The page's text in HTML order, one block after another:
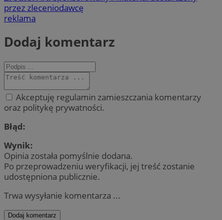
przez zleceniodawcę
reklama
Dodaj komentarz
Akceptuję regulamin zamieszczania komentarzy
oraz politykę prywatności.
Błąd:
Wynik:
Opinia została pomyślnie dodana.
Po przeprowadzeniu weryfikacji, jej treść zostanie
udostępniona publicznie.
Trwa wysyłanie komentarza ...
Dodaj komentarz